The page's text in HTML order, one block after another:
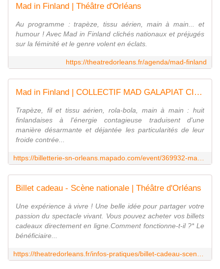
Mad in Finland | Théâtre d'Orléans
Au programme : trapèze, tissu aérien, main à main... et
humour ! Avec Mad in Finland clichés nationaux et préjugés
sur la féminité et le genre volent en éclats.
https://theatredorleans.fr/agenda/mad-finland
Mad in Finland | COLLECTIF MAD GALAPIAT CIRQUE - Théâtre d'Orléans
Trapèze, fil et tissu aérien, rola-bola, main à main : huit
finlandaises à l'énergie contagieuse traduisent d'une
manière désarmante et déjantée les particularités de leur
froide contrée...
Billet cadeau - Scène nationale | Théâtre d'Orléans
Une expérience à vivre ! Une belle idée pour partager votre
passion du spectacle vivant. Vous pouvez acheter vos billets
cadeaux directement en ligne.Comment fonctionne-t-il ?* Le
bénéficiaire...